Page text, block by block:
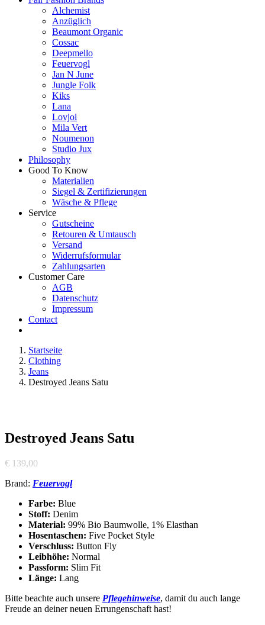
Alchemist
Anzüglich
Beaumont Organic
Cossac
Deepmello
Feuervogl
Jan N June
Jungle Folk
Kiks
Lana
Lovjoi
Mila Vert
Noumenon
Studio Jux
Philosophy
Good To Know
Materialien
Siegel & Zertifizierungen
Wäsche & Pflege
Service
Gutscheine
Retouren & Umtausch
Versand
Widerrufsformular
Zahlungsarten
Customer Care
AGB
Datenschutz
Impressum
Contact
Startseite
Clothing
Jeans
Destroyed Jeans Satu
Destroyed Jeans Satu
€ 139,00
Brand: Feuervogl
Farbe: Blue
Stoff: Denim
Material: 99% Bio Baumwolle, 1% Elasthan
Hosentaschen: Five Pocket Style
Verschluss: Button Fly
Leibhöhe: Normal
Passform: Slim Fit
Länge: Lang
Bitte beachte auch unsere Pflegehinweise, damit du auch lange
Freude an deiner neuen Errungenschaft hast!